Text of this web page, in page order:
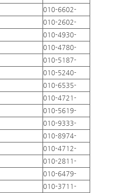
010-6602-
010-2602-
010-4930-
010-4780-
010-5187-
010-5240-
010-6535-
010-4721-
010-5619-
010-9333-
010-8974-
010-4712-
010-2811-
010-6479-
010-3711-